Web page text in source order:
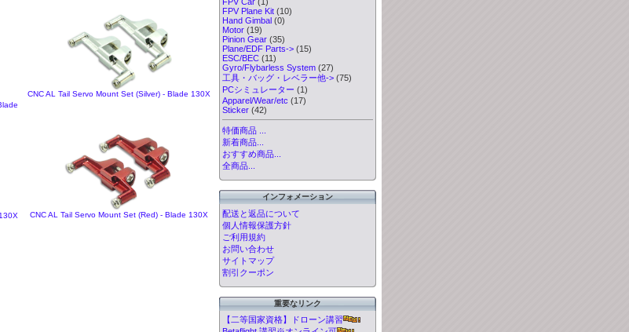
CNC AL Tail Servo Mount Set (Silver) - Blade 130X
CNC AL Tail Servo Mount Set (Red) - Blade 130X
FPV Plane Kit(10)
Hand Gimbal(0)
Motor(19)
Pinion Gear(35)
Plane/EDF Parts->(15)
ESC/BEC(11)
Gyro/Flybarless System(27)
工具・バッグ・レベラー他->(75)
PCシミュレーター (1)
Apparel/Wear/etc (17)
Sticker(42)
特価商品 ...
新着商品...
おすすめ商品...
全商品...
インフォメーション
配送と返品について
個人情報保護方針
ご利用規約
お問い合わせ
サイトマップ
割引クーポン
重要なリンク
【二等国家資格】ドローン講習